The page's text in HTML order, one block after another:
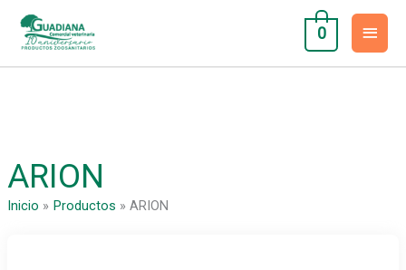
contenido
0
ARION
Inicio Productos ARION